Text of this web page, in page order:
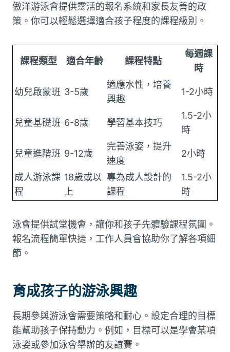
傲洋游泳會提供靈活的報名系統和家長友善的政
策。你可以輕鬆選擇適合孩子程度的課程級別。
課程類型 適合年齡 課程特點
每週課
時
幼兒啟蒙班 3-5歲
適應水性，培養
興趣
1-2小時
兒童基礎班 6-8歲 學習基本技巧
1.5-2小
時
兒童進階班 9-12歲
完善泳姿，提升
速度
2小時
成人游泳課
程
18歲或以
上
專為成人設計的
課程
1.5-2小
時
泳會提供試堂機會，讓你和孩子先體驗課程氛圍。
報名流程簡單快捷，工作人員會協助你了解各項細
節。
育成孩子的游泳興趣
長期參與游泳會需要策略和耐心。設定合理的目標
能幫助孩子保持動力。例如，目標可以是學會某項
泳姿或參加泳會舉辦的友誼賽。